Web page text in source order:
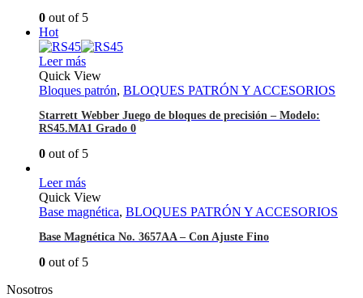
0 out of 5
Hot
Leer más
Quick View
Bloques patrón, BLOQUES PATRÓN Y ACCESORIOS
Starrett Webber Juego de bloques de precisión – Modelo:
RS45.MA1 Grado 0
0 out of 5
Leer más
Quick View
Base magnética, BLOQUES PATRÓN Y ACCESORIOS
Base Magnética No. 3657AA – Con Ajuste Fino
0 out of 5
Nosotros